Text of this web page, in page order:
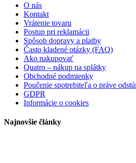
O nás
Kontakt
Vrátenie tovaru
Postup pri reklamácii
Spôsob dopravy a platby
Často kladené otázky (FAQ)
Ako nakupovať
Quatro – nákup na splátky
Obchodné podmienky
Poučenie spotrebiteľa o práve
GDPR
Informácie o cookies
Najnovšie články